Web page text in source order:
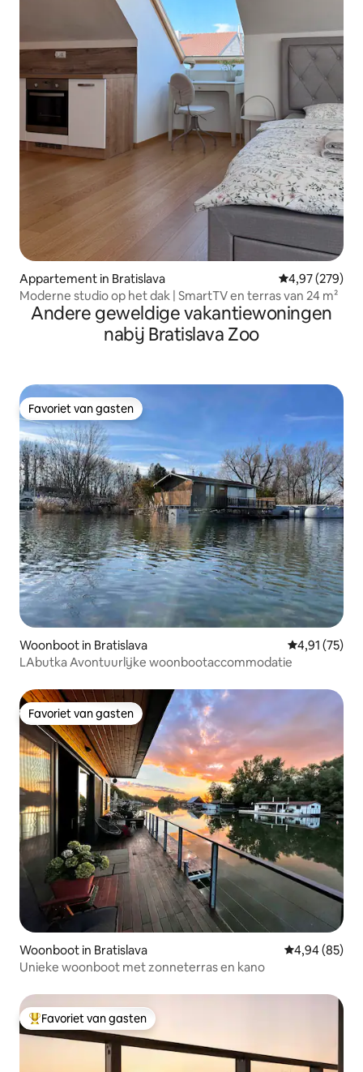
Appartement in Bratislava Gemiddelde
4,97 (279)
Moderne studio op het dak | SmartTV en terras van 24 m²
Andere geweldige vakantiewoningen
nabij Bratislava Zoo
Favoriet van gasten
Favoriet van gasten
Woonboot in Bratislava Gemiddelde
4,91 (75)
LAbutka Avontuurlijke woonbootaccommodatie
Favoriet van gasten
Favoriet van gasten
Woonboot in Bratislava Gemiddelde
4,94 (85)
Unieke woonboot met zonneterras en kano
Topfavoriet van gasten
Favoriet van gasten